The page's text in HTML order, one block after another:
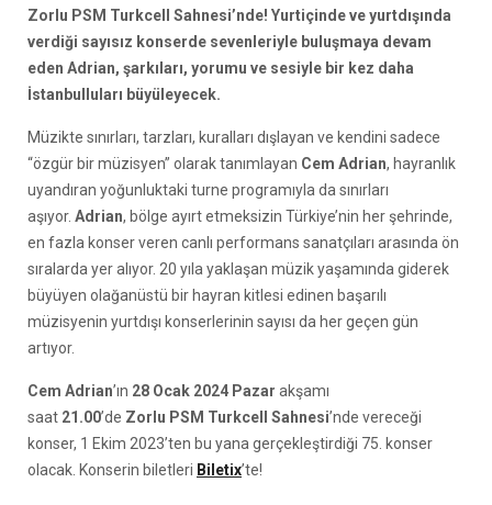
Zorlu PSM Turkcell Sahnesi’nde! Yurtiçinde ve yurtdışında
verdiği sayısız konserde sevenleriyle buluşmaya devam
eden Adrian, şarkıları, yorumu ve sesiyle bir kez daha
İstanbulluları büyüleyecek.
Müzikte sınırları, tarzları, kuralları dışlayan ve kendini sadece
“özgür bir müzisyen” olarak tanımlayan Cem Adrian, hayranlık
uyandıran yoğunluktaki turne programıyla da sınırları
aşıyor. Adrian, bölge ayırt etmeksizin Türkiye’nin her şehrinde,
en fazla konser veren canlı performans sanatçıları arasında ön
sıralarda yer alıyor. 20 yıla yaklaşan müzik yaşamında giderek
büyüyen olağanüstü bir hayran kitlesi edinen başarılı
müzisyenin yurtdışı konserlerinin sayısı da her geçen gün
artıyor.
Cem Adrian’ın 28 Ocak 2024 Pazar akşamı
saat 21.00’de Zorlu PSM Turkcell Sahnesi’nde vereceği
konser, 1 Ekim 2023’ten bu yana gerçekleştirdiği 75. konser
olacak. Konserin biletleri Biletix’te!